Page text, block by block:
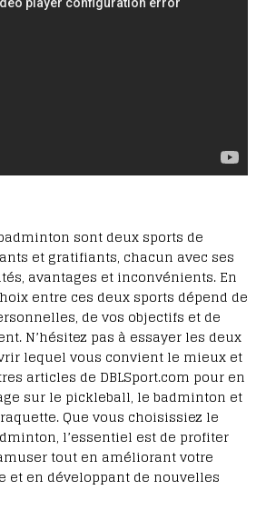
sont deux sports de
et gratifiants, chacun avec ses
avantages et inconvénients. En
entre ces deux sports dépend de
de vos objectifs et de
N’hésitez pas à essayer les deux
lequel vous convient le mieux et
articles de DBLSport.com pour en
sur le pickleball, le badminton et
Que vous choisissiez le
l’essentiel est de profiter
tout en améliorant votre
et en développant de nouvelles